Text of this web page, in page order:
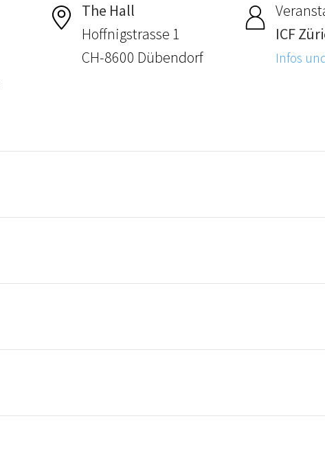
The Hall
Hoffnigstrasse 1
CH-8600 Dübendorf
ICF
Infos